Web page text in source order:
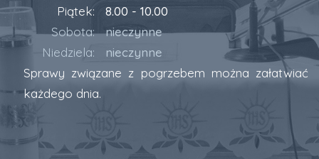
Piątek:
8.00 - 10.00
Sobota:
nieczynne
Niedziela:
nieczynne
Sprawy związane z pogrzebem można załatwiać
każdego dnia.